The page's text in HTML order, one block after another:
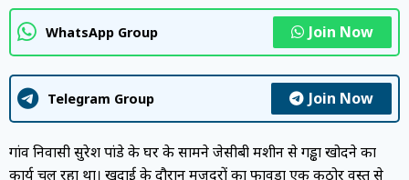
WhatsApp Group Join Now
Telegram Group Join Now
गांव निवासी सुरेश पांडे के घर के सामने जेसीबी मशीन से गड्ढा खोदने का
कार्य चल रहा था। खुदाई के दौरान मजदूरों का फावड़ा एक कठोर वस्तु से